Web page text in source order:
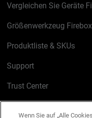
Vergleichen Sie Geräte
Größenwerkzeug Firebox
Produktliste & SKUs
Support
Trust Center
Wenn Sie auf „Alle